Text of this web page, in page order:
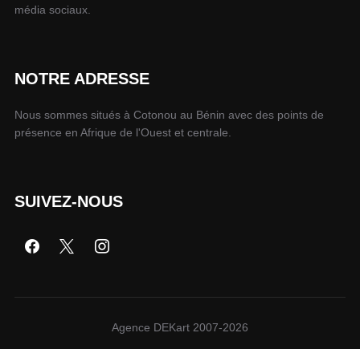
média sociaux.
NOTRE ADRESSE
Nous sommes situés à Cotonou au Bénin avec des points de
présence en Afrique de l'Ouest et centrale.
SUIVEZ-NOUS
Agence DEKart 2007-2026